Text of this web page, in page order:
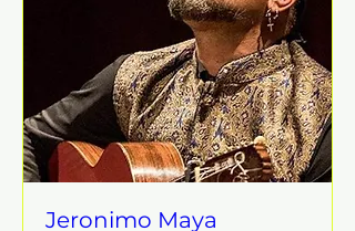
Jeronimo Maya